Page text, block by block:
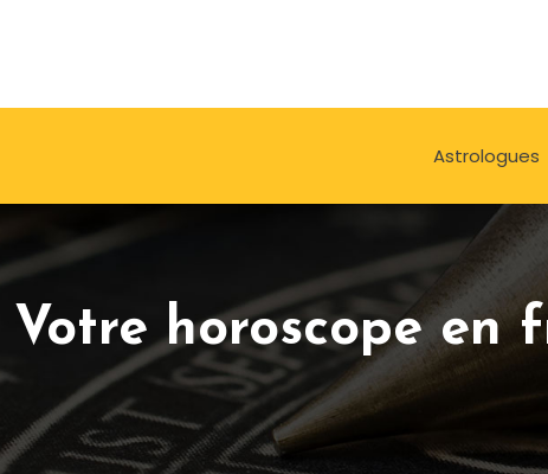
Astrologues
Votre horoscope en